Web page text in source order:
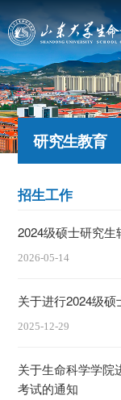
研究生教育
招生工作
2024级硕士研究生
2026-05-14
关于进行2024级
2025-12-29
关于生命科学学院
考试的通知